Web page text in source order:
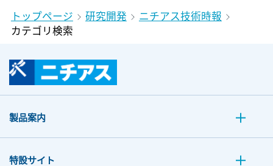
トップページ 研究開発
ニチアス技術時報
カテゴリ検索
製品案内
特設サイト